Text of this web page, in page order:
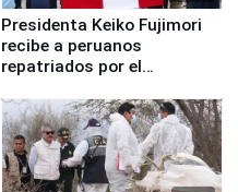
Presidenta Keiko Fujimori
recibe a peruanos
repatriados por el